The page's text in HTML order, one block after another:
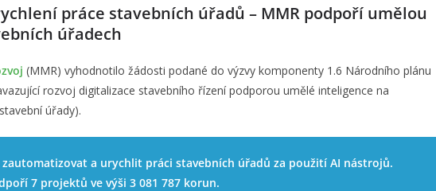
práce stavebních úřadů – MMR podpoří umělou
úřadech
(MMR) vyhodnotilo žádosti podané do výzvy komponenty 1.6 Národního plánu
rozvoj digitalizace stavebního řízení podporou umělé inteligence na
úřady).
zautomatizovat a urychlit práci stavebních úřadů za použití AI nástrojů.
7 projektů ve výši 3 081 787 korun.